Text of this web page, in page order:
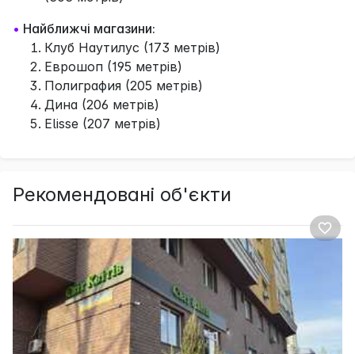
• Найближчі магазини:
Клуб Наутилус (173 метрів)
Еврошоп (195 метрів)
Полиграфия (205 метрів)
Дина (206 метрів)
Elisse (207 метрів)
Рекомендовані об'єкти